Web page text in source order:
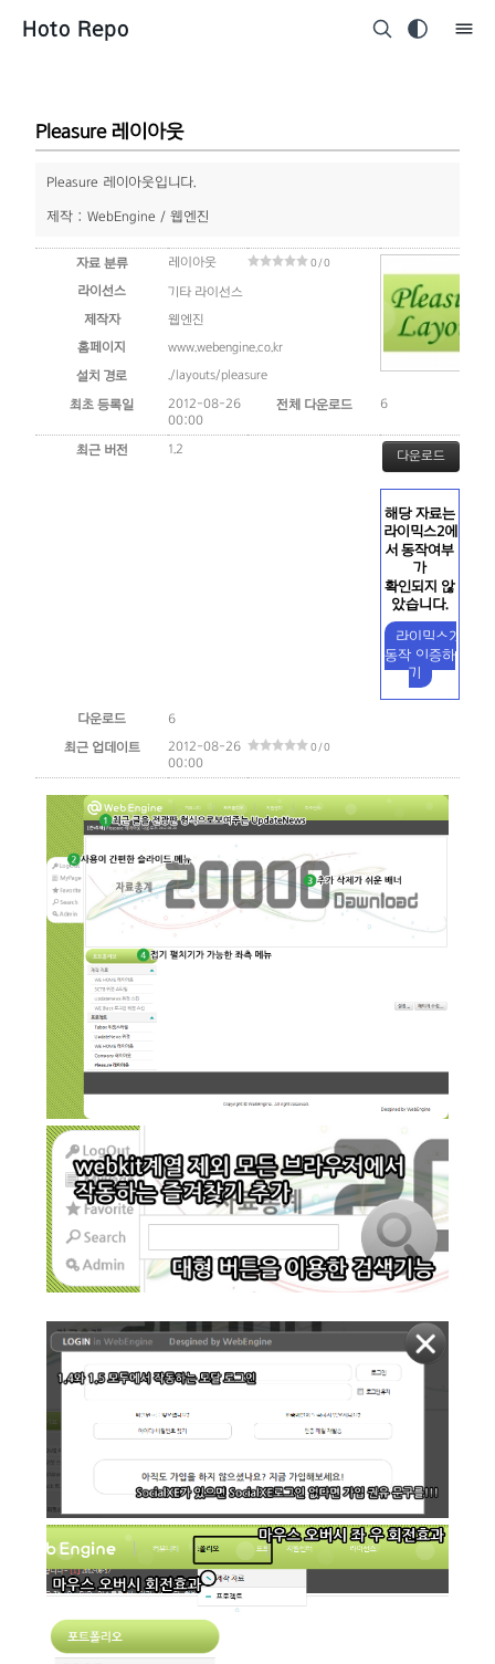
Hoto Repo
Pleasure 레이아웃
Pleasure 레이아웃입니다.
제작 : WebEngine / 웹엔진
자료 분류 레이아웃 0 / 0
라이선스
기타 라이선스
제작자
웹엔진
홈페이지
www.webengine.co.kr
설치 경로
./layouts/pleasure
최초 등록일
2012-08-26
00:00
전체 다운로드 6
최근 버전 1.2 다운로드
해당 자료는
라이믹스2에
서 동작여부
가
확인되지 않
았습니다.
라이믹스2
동작 인증하
기
다운로드
6
최근 업데이트
2012-08-26
00:00
0 / 0